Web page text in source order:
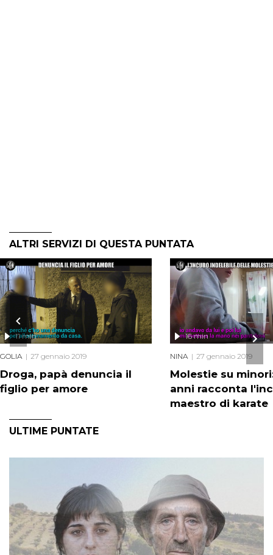
ALTRI SERVIZI DI QUESTA PUNTATA
Droga, papà denuncia il
figlio per amore
11 min
GOLIA 27 gennaio 2019
Molestie su
anni racconta
maestro di karate
16 min
NINA 27 gennaio 2019
ULTIME PUNTATE